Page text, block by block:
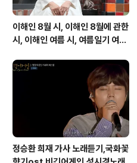
이해인 8월 시, 이해인 8월에 관한
시, 이해인 여름 시, 여름일기 여름
정승환 희재 가사 노래듣기,국화꽃